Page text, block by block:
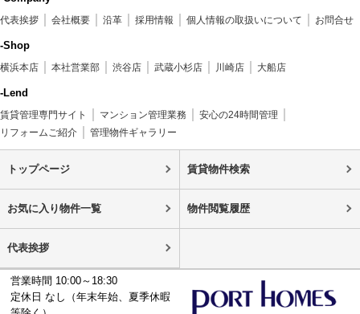
代表挨拶 会社概要 沿革 採用情報 個人情報の取扱いについて お問合せ
-Shop
横浜本店 本社営業部 渋谷店 武蔵小杉店 川崎店 大船店
-Lend
賃貸管理専門サイト マンション管理業務
安心の24時間管理
リフォームご紹介
管理物件ギャラリー
トップページ 賃貸物件検索
お気に入り物件一覧 物件閲覧履歴
代表挨拶
営業時間 10:00～18:30
定休日 なし（年末年始、夏季休暇